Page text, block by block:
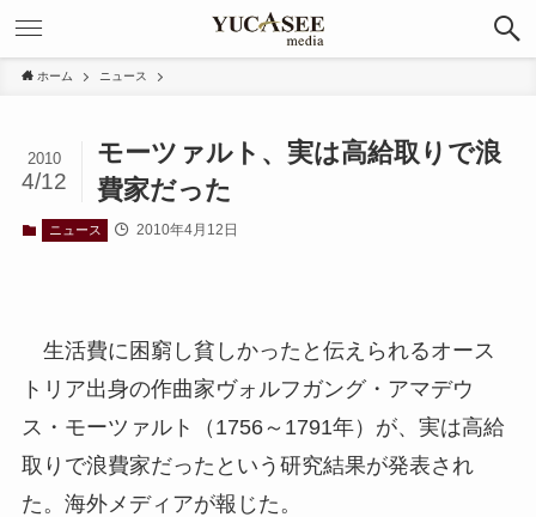
ホーム ニュース
モーツァルト、実は高給取りで浪
費家だった
2010
4/12
ニュース 2010年4月12日
生活費に困窮し貧しかったと伝えられるオース
トリア出身の作曲家ヴォルフガング・アマデウ
ス・モーツァルト（1756～1791年）が、実は高給
取りで浪費家だったという研究結果が発表され
た。海外メディアが報じた。